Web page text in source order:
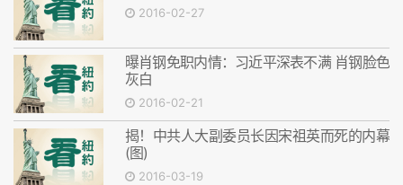
2016-02-27
曝肖钢免职内情：习近平深表不满 肖钢脸色
灰白
2016-02-21
揭！中共人大副委员长因宋祖英而死的内幕
(图)
2016-03-19